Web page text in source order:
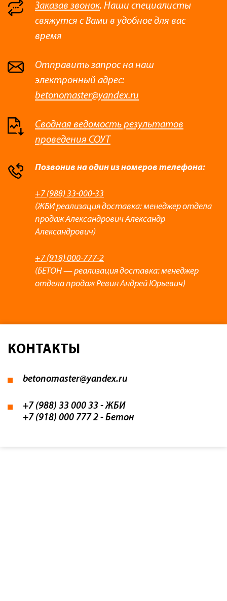
Заказав звонок. Наши специалисты
свяжутся с Вами в удобное для вас
время
Отправить запрос на наш
электронный адрес:
betonomaster@yandex.ru
Сводная ведомость результатов
проведения СОУТ
Позвонив на один из номеров телефона:
+7 (988) 33-000-33
(ЖБИ реализация доставка: менеджер отдела
продаж Александрович Александр
Александрович)
+7 (918) 000-777-2
(БЕТОН — реализация доставка: менеджер
отдела продаж Ревин Андрей Юрьевич)
КОНТАКТЫ
betonomaster@yandex.ru
+7 (988) 33 000 33 - ЖБИ
+7 (918) 000 777 2 - Бетон